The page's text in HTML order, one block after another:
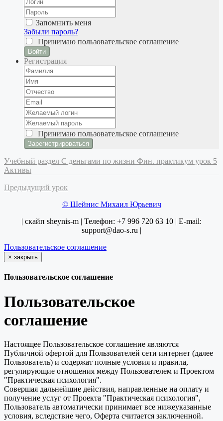
Запомнить меня
Забыли пароль?
Принимаю пользовательское соглашение
Войти
Регистрация
Принимаю пользовательское соглашение
Учебный раздел С деньгами по жизни Фин. практикум урок 5
Активы
Предыдущий урок
© Шейнис Михаил Юрьевич
| скайп sheynis-m | Телефон: +7 996 720 63 10 | E-mail:
support@dao-s.ru |
Пользовательское соглашение
× закрыть
Пользовательское соглашение
Пользовательское
соглашение
Настоящее Пользовательское соглашение являются
Публичной офертой для Пользователей сети интернет (далее
Пользователь) и содержат полные условия и правила,
регулирующие отношения между Пользователем и Проектом
"Практическая психология".
Совершая дальнейшие действия, направленные на оплату и
получение услуг от Проекта "Практическая психология",
Пользователь автоматически принимает все нижеуказанные
условия, вследствие чего, Оферта считается заключенной.